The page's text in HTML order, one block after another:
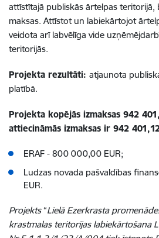
attīstītajā publiskās ārtelpas teritorijā,
maksas. Attīstot un labiekārtojot
veidota arī labvēlīga vide
teritorijās.
Projekta rezultāti: atjaunota
platībā.
Projekta kopējās izmaksas 942
attiecināmās izmaksas ir 942
ERAF - 800 000,00 EUR;
Ludzas novada pašvaldības
EUR.
Projekts “Lielā Ezerkrasta
krastmalas teritorijas labiekārtošana